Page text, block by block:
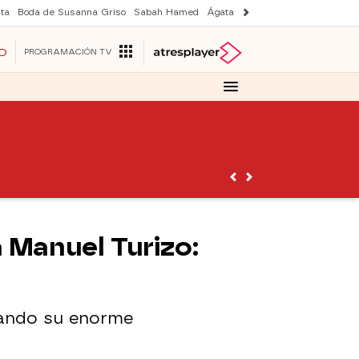
Boda de Susanna Griso Sabah Hamed Ágata y Lola
PROGRAMACIÓN TV
Turizo:
su enorme